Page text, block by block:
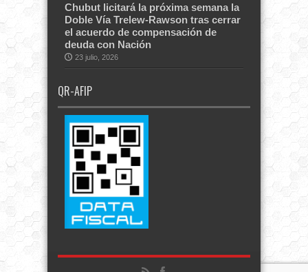
Chubut licitará la próxima semana la
Doble Vía Trelew-Rawson tras cerrar
el acuerdo de compensación de
deuda con Nación
23 julio, 2026
QR-AFIP